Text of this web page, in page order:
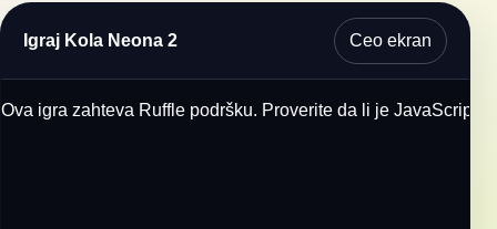
Igraj Kola Neona 2 Ceo ekran
Ova igra zahteva Ruffle podršku. Proverite da li je JavaScript